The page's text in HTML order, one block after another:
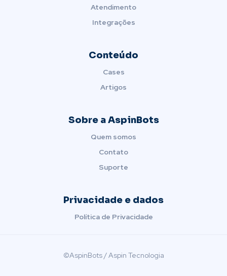
Atendimento
Integrações
Conteúdo
Cases
Artigos
Sobre a AspinBots
Quem somos
Contato
Suporte
Privacidade e dados
Política de Privacidade
©AspinBots / Aspin Tecnologia